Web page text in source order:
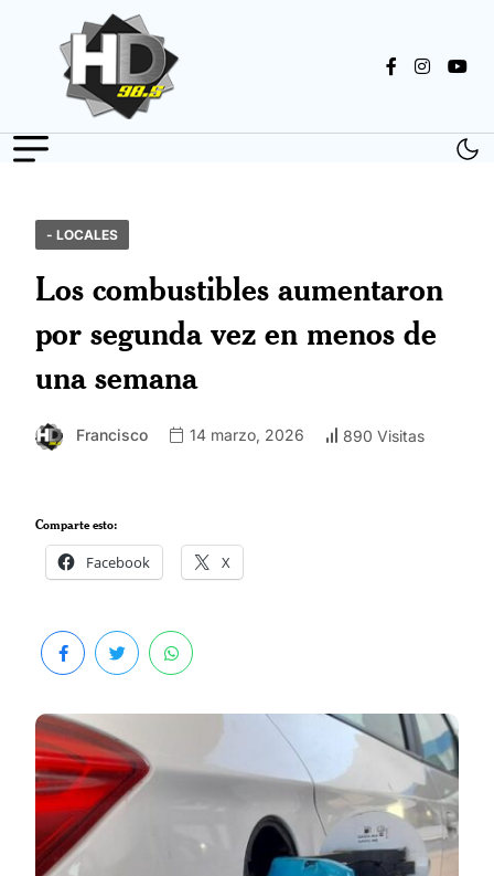
- LOCALES
Los combustibles aumentaron
por segunda vez en menos de
una semana
Francisco 14 marzo, 2026 890 Visitas
Comparte esto:
Facebook X